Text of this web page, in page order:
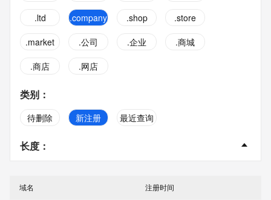
.ltd
.company .shop
.store
.market
.公司 .企业
.商城
.商店
.网店
类别 ：
待删除 新注册 最近查询
长度 ：
域名 注册时间